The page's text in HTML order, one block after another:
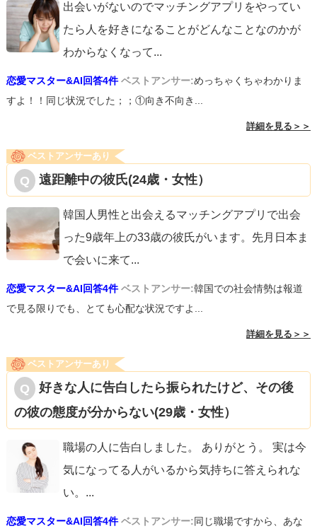
出会いがないのでマッチングアプリをやってい
たら人を好きになることがどんなことなのかが
わからなくなって...
恋愛マスター&AI回答4件 ベストアンサー:めっちゃくちゃわかりま
すよ！！同じ状況でした；；①向き不向き...
詳細を見る＞＞
ベストアンサーあり
遠距離中の彼氏(24歳・女性）
韓国人男性と出会えるマッチングアプリで出会
った9歳年上の33歳の彼氏がいます。先月日本ま
で会いに来て...
恋愛マスター&AI回答4件 ベストアンサー:韓国での社会情勢は報道
で見る限りでも、とても心配な状況ですよ...
詳細を見る＞＞
ベストアンサーあり
好きな人に告白したら振られたけど、その後
の彼の態度が分からない(29歳・女性）
職場の人に告白しました。 ありがとう。 実は今
気になってる人がいるから気持ちに答えられな
い。 ...
恋愛マスター&AI回答4件 ベストアンサー:同じ職場ですから、あな